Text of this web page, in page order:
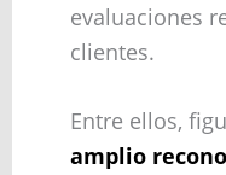
evaluaciones
clientes.
Entre ellos,
amplio